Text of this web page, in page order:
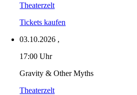
Theaterzelt
Tickets kaufen
03.10.2026 ,
17:00 Uhr
Gravity & Other Myths
Theaterzelt